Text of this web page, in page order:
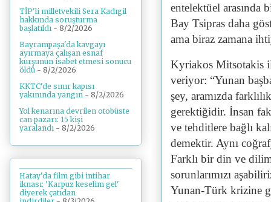
entelektüel arasında
Bay Tsipras daha
ama biraz zamana
Kyriakos Mitsotakis
veriyor: “Yunan
şey, aramızda
gerektiğidir. İnsan
ve tehditlere bağlı
demektir. Aynı
Farklı bir din ve
sorunlarımızı
Yunan-Türk krizine
TİP'li milletvekili Sera Kadıgil
hakkında soruşturma
başlatıldı - 8/2/2026
Bayrampaşa'da kavgayı
ayırmaya çalışan esnaf
kurşunun isabet etmesi sonucu
öldü - 8/2/2026
KKTC'de sınır kapısı
yakınında yangın - 8/2/2026
Yol kenarına devrilen otobüste
can pazarı: 15 kişi
yaralandı - 8/2/2026
Hatay'da film gibi intihar
iknası: 'Karpuz keselim gel'
diyerek çatıdan